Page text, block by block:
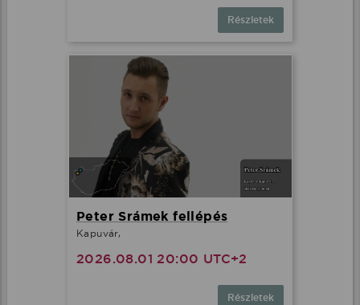
Részletek
Peter Srámek fellépés
Kapuvár,
2026.08.01 20:00 UTC+2
Részletek